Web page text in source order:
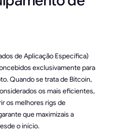
de Aplicação Específica)
exclusivamente para
Quando se trata de Bitcoin,
os mais eficientes,
os melhores rigs de
que maximizais a
o início.